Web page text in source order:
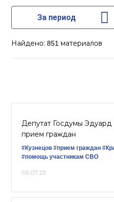
За период
Найдено: 851 материалов
Депутат Госдумы Эдуард
прием граждан
#Кузнецов #прием граждан
#помощь участникам СВО
05.07.23